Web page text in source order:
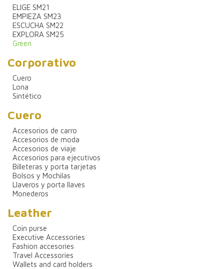
ELIGE SM21
EMPIEZA SM23
ESCUCHA SM22
EXPLORA SM25
Green
Corporativo
Cuero
Lona
Sintético
Cuero
Accesorios de carro
Accesorios de moda
Accesorios de viaje
Accesorios para ejecutivos
Billeteras y porta tarjetas
Bolsos y Mochilas
Llaveros y porta llaves
Monederos
Leather
Coin purse
Executive Accessories
Fashion accesories
Travel Accessories
Wallets and card holders